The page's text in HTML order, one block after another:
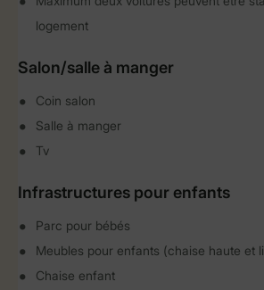
logement
Salon/salle à manger
Coin salon
Salle à manger
Tv
Infrastructures pour enfants
Parc pour bébés
Meubles pour enfants (chaise haute et
Chaise enfant